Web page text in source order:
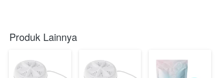
Produk Lainnya